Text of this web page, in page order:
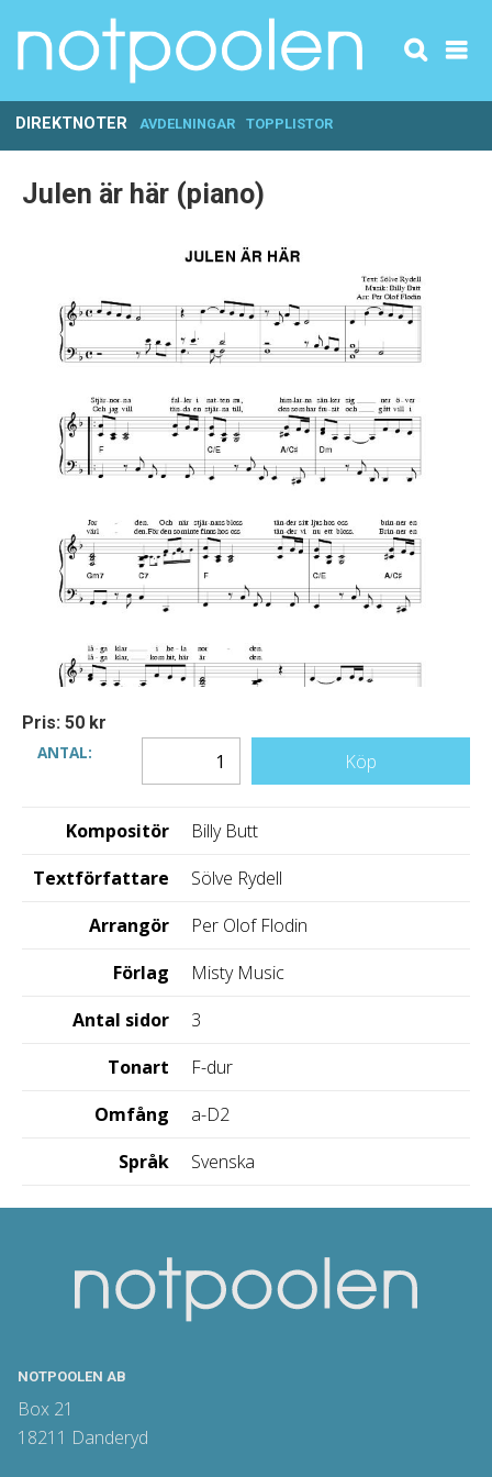
DIREKTNOTER AVDELNINGAR TOPPLISTOR
Julen är här (piano)
Pris: 50 kr
ANTAL:
Köp
Kompositör
Billy Butt
Textförfattare
Sölve Rydell
Arrangör
Per Olof Flodin
Förlag
Misty Music
Antal sidor
3
Tonart
F-dur
Omfång
a-D2
Språk
Svenska
NOTPOOLEN AB
Box 21
18211 Danderyd